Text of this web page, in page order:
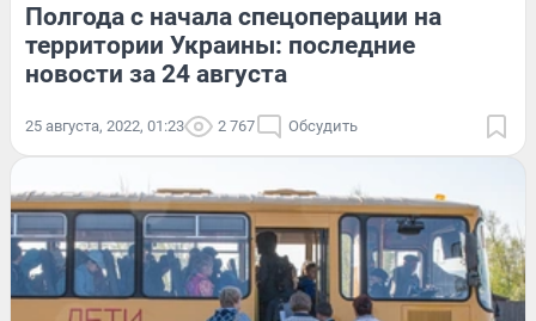
Полгода с начала спецоперации на
территории Украины: последние
новости за 24 августа
25 августа, 2022, 01:23 2 767 Обсудить